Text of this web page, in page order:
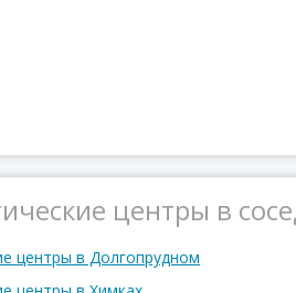
центры в
центры в Долгопрудном